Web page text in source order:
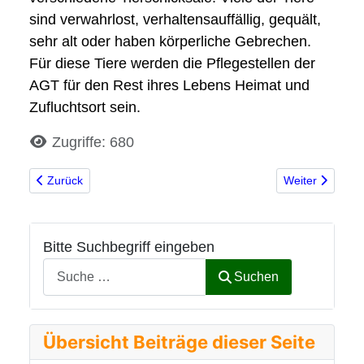
Bitte Suchbegriff eingeben
Suchen
Übersicht Beiträge dieser Seite
sind verwahrlost, verhaltensauffällig, gequält,
sehr alt oder haben körperliche Gebrechen.
Für diese Tiere werden die Pflegestellen der
AGT für den Rest ihres Lebens Heimat und
Zufluchtsort sein.
DetailsZugriffe: 680
Vorheriger Beitrag: Ehrenamtsbörse Erkrath
Zurück Nächster
Weiter